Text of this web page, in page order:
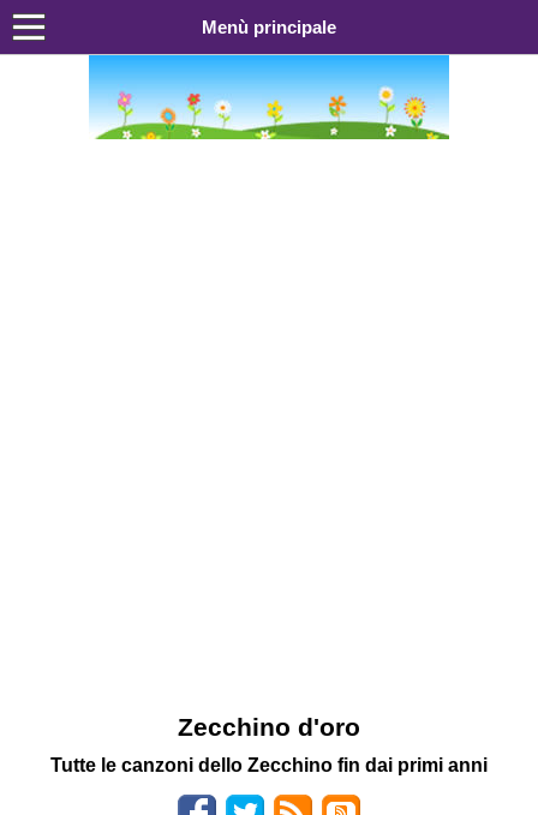
Menù principale
Zecchino d'oro
Tutte le canzoni dello Zecchino fin dai primi anni